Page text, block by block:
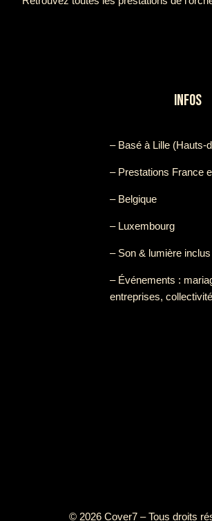
INFOS
– Basé à Lille (Hauts-
– Prestations France
– Belgique
– Luxembourg
– Son & lumière inclus
– Événements :
entreprises,
© 2026 Cover7 – Tous droits